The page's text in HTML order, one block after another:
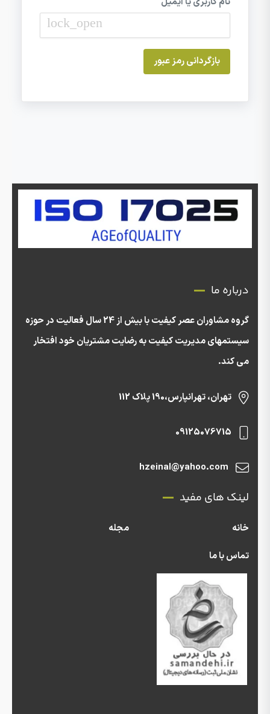
lock_open
بازگردانی رمز عبور
درباره ما
گروه مشاوران عصر کیفیت با بیش از 24 سال فعالیت در حوزه
سیستمهای مدیریت کیفیت به رضایت مشتریان خود افتخار
می کند.
تهران، تهرانپارس،190 پلاک 112
09125076715
hzeinal@yahoo.com
لینک های مفید
خانه
مجله
تماس با ما